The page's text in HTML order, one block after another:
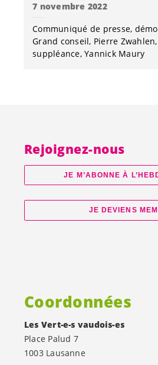
7 novembre 2022
Communiqué de presse
Grand conseil Pierre Zwahlen
suppléance Yannick Maury
Rejoignez-nous
JE M’ABONNE À
JE DEVIENS
Coordonnées
Les Vert-e-s vaudois-es
Place Palud 7
1003 Lausanne